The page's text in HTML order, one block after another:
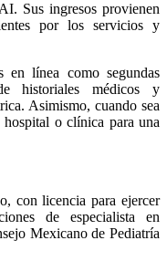
Sus ingresos provienen
por los servicios y
en línea como segundas
historiales médicos y
Asimismo, cuando sea
o clínica para una
con licencia para ejercer
de especialista en
Mexicano de Pediatría